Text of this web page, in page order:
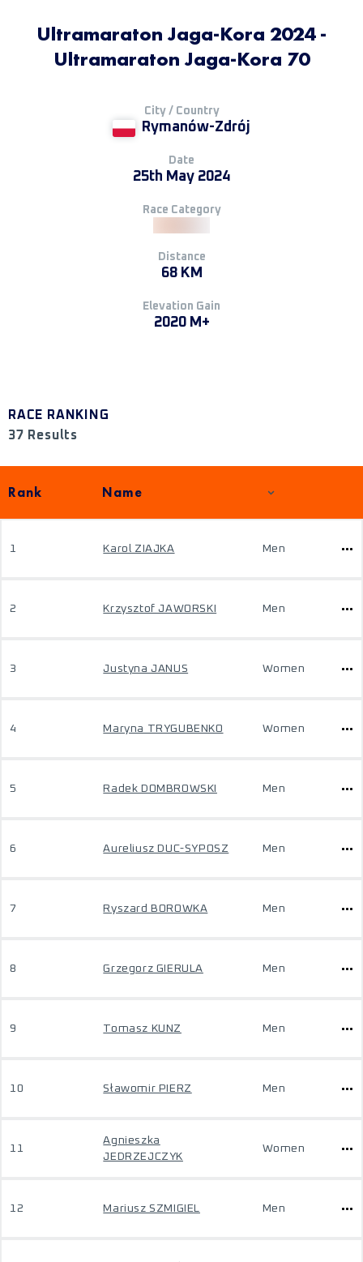
Ultramaraton Jaga-Kora 2024 -
Ultramaraton Jaga-Kora 70
City / Country
Rymanów-Zdrój
Date
25th May 2024
Race Category
Distance
68 KM
Elevation Gain
2020 M+
RACE RANKING
37 Results
Rank Name
1 Karol ZIAJKA Men
2 Krzysztof JAWORSKI Men
3 Justyna JANUS Women
4 Maryna TRYGUBENKO Women
5 Radek DOMBROWSKI Men
6 Aureliusz DUC-SYPOSZ Men
7 Ryszard BOROWKA Men
8 Grzegorz GIERULA Men
9 Tomasz KUNZ Men
10 Sławomir PIERZ Men
11
Agnieszka
JEDRZEJCZYK
Women
12 Mariusz SZMIGIEL Men